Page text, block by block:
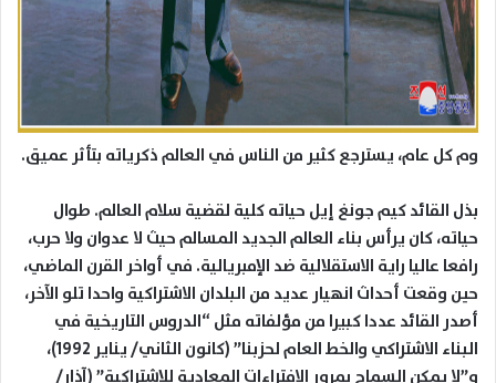
وم كل عام، يسترجع كثير من الناس في العالم ذكرياته بتأثر عميق.
بذل القائد كيم جونغ إيل حياته كلية لقضية سلام العالم. طوال
حياته، كان يرأس بناء العالم الجديد المسالم حيث لا عدوان ولا حرب،
رافعا عاليا راية الاستقلالية ضد الإمبريالية. في أواخر القرن الماضي،
حين وقعت أحداث انهيار عديد من البلدان الاشتراكية واحدا تلو الآخر،
أصدر القائد عددا كبيرا من مؤلفاته مثل “الدروس التاريخية في
البناء الاشتراكي والخط العام لحزبنا” (كانون الثاني/ يناير 1992)،
و”لا يمكن السماح بمرور الافتراءات المعادية للاشتراكية” (آذار/